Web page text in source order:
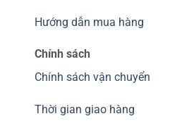
Hướng dẫn mua hàng
Chính sách
Chính sách vận chuyển
Thời gian giao hàng